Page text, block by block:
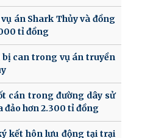
án Shark Thủy và đồng
tỉ đồng
bị can trong vụ án truyền
cán trong đường dây sử
đảo hơn 2.300 tỉ đồng
kết hôn lưu động tại trại